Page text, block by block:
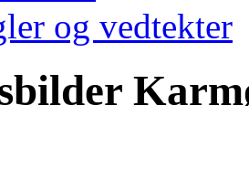
og vedtekter